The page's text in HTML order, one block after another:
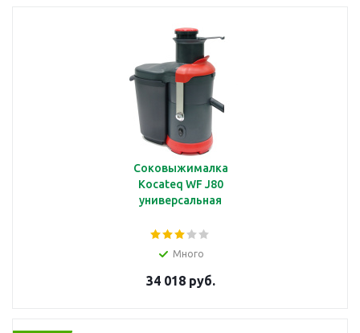
Соковыжималка
Kocateq WF J80
универсальная
Много
34 018 руб.